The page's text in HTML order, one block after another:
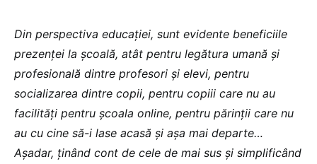
Din perspectiva educației, sunt evidente beneficiile
prezenței la școală, atât pentru legătura umană și
profesională dintre profesori și elevi, pentru
socializarea dintre copii, pentru copiii care nu au
facilități pentru școala online, pentru părinții care nu
au cu cine să-i lase acasă și așa mai departe…
Așadar, ținând cont de cele de mai sus și simplificând